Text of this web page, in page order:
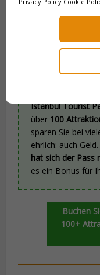
🎫 Istanbul
Istanbul Tourist
über 100
sparen Sie bei
ehrlich: auch Geld.
hat sich der Pass
es ein Bonus für
Buchen
100+